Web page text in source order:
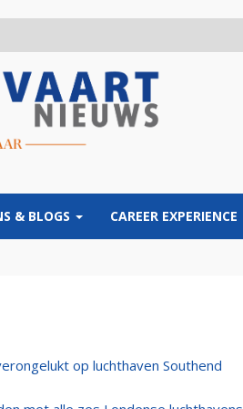
& BLOGS CAREER EXPERIENCE
op luchthaven Southend